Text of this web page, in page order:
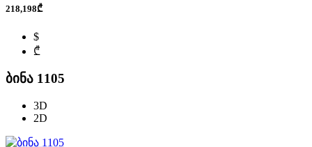
218,198₾
$
₾
ბინა 1105
3D
2D